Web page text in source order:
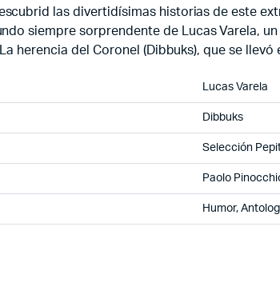
las divertidísimas historias de este
siempre sorprendente de Lucas Varela,
herencia del Coronel (Dibbuks), que se
Lucas Varela
Dibbuks
Selección
Paolo
Humor,